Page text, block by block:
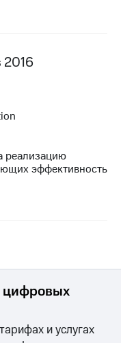
реализацию
эффективность
цифровых
и услугах